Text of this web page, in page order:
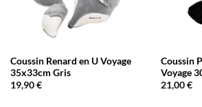
Coussin Renard en U Voyage
35x33cm Gris
19,90€
Coussin
Voyage
21,00€